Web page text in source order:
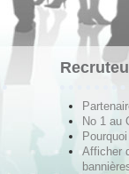
No 1 au
Afficher